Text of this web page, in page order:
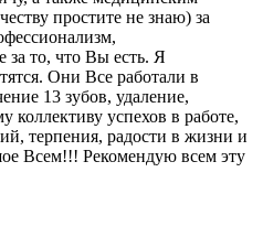
простите не знаю) за
за то, что Вы есть. Я
Они Все работали в
13 зубов, удаление,
коллективу успехов в работе,
терпения, радости в жизни и
Всем!!! Рекомендую всем эту